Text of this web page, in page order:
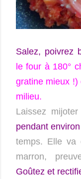
Salez, poivrez
le four à 180°
gratine mieux !)
milieu.
Laissez
pendant
temps. Elle va
marron,
Goûtez et